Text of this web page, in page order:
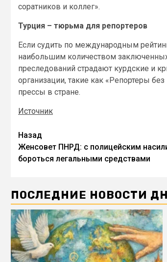
соратников и коллег».
Турция – тюрьма для репортеров
Если судить по международным
наибольшим количеством
преследований страдают курдские и
организации, такие как «Репортеры
прессы в стране.
Источник
Назад
Женсовет ПНРД: с полицейским
бороться легальными средствами
ПОСЛЕДНИЕ НОВОСТИ